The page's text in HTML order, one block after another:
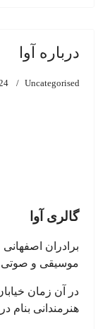
درباره آوا
Uncategorised 24 اسفند
گالری آوا
موسیقی و صوتی
در آن زمان
هنرمندانی بنام